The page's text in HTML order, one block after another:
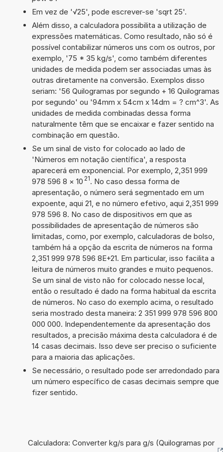
Em vez de '√25', pode escrever-se 'sqrt 25'.
Além disso, a calculadora possibilita a utilização de
expressões matemáticas. Como resultado, não só é
possível contabilizar números uns com os outros, por
exemplo, '75 * 35 kg/s', como também diferentes
unidades de medida podem ser associadas umas às
outras diretamente na conversão. Exemplos disso
seriam: '56 Quilogramas por segundo + 16 Quilogramas
por segundo' ou '94mm x 54cm x 14dm = ? cm^3'. As
unidades de medida combinadas dessa forma
naturalmente têm que se encaixar e fazer sentido na
combinação em questão.
Se um sinal de visto for colocado ao lado de
'Números em notação científica', a resposta
aparecerá em exponencial. Por exemplo, 2,351 999
978 596 8 × 10 21. No caso dessa forma de
apresentação, o número será segmentado em um
expoente, aqui 21, e no número efetivo, aqui 2,351 999
978 596 8. No caso de dispositivos em que as
possibilidades de apresentação de números são
limitadas, como, por exemplo, calculadoras de bolso,
também há a opção da escrita de números na forma
2,351 999 978 596 8E+21. Em particular, isso facilita a
leitura de números muito grandes e muito pequenos.
Se um sinal de visto não for colocado nesse local,
então o resultado é dado na forma habitual da escrita
de números. No caso do exemplo acima, o resultado
seria mostrado desta maneira: 2 351 999 978 596 800
000 000. Independentemente da apresentação dos
resultados, a precisão máxima desta calculadora é de
14 casas decimais. Isso deve ser preciso o suficiente
para a maioria das aplicações.
Se necessário, o resultado pode ser arredondado para
um número específico de casas decimais sempre que
fizer sentido.
Calculadora: Converter kg/s para g/s (Quilogramas por